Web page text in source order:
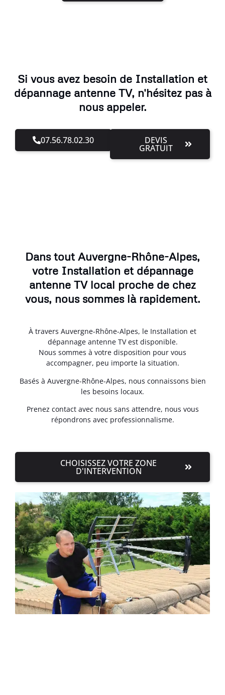
Si vous avez besoin de Installation et
dépannage antenne TV, n'hésitez pas à
nous appeler.
07.56.78.02.30 DEVIS
GRATUIT
Dans tout Auvergne-Rhône-Alpes,
votre Installation et dépannage
antenne TV local proche de chez
vous, nous sommes là rapidement.
À travers Auvergne-Rhône-Alpes, le Installation et
dépannage antenne TV est disponible.
Nous sommes à votre disposition pour vous
accompagner, peu importe la situation.
Basés à Auvergne-Rhône-Alpes, nous connaissons bien
les besoins locaux.
Prenez contact avec nous sans attendre, nous vous
répondrons avec professionnalisme.
CHOISISSEZ VOTRE ZONE
D'INTERVENTION